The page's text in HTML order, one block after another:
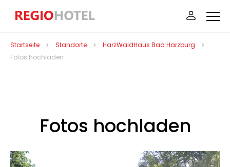
Startseite Standorte
HarzWaldHaus Bad Harzburg
Fotos hochladen
Fotos hochladen